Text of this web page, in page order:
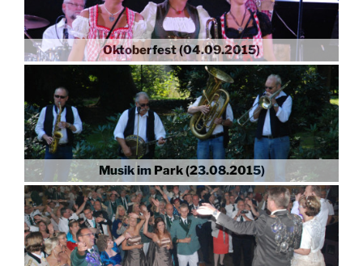
Oktoberfest (04.09.2015)
Musik im Park (23.08.2015)